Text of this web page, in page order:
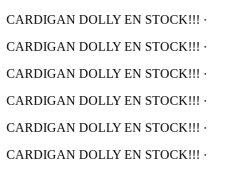
CARDIGAN DOLLY EN STOCK!!! ·
CARDIGAN DOLLY EN STOCK!!! ·
CARDIGAN DOLLY EN STOCK!!! ·
CARDIGAN DOLLY EN STOCK!!! ·
CARDIGAN DOLLY EN STOCK!!! ·
CARDIGAN DOLLY EN STOCK!!! ·